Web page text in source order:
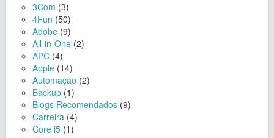
3Com (3)
4Fun (50)
Adobe (9)
All-in-One (2)
APC (4)
Apple (14)
Automação (2)
Backup (1)
Blogs Recomendados (9)
Carreira (4)
Core i5 (1)